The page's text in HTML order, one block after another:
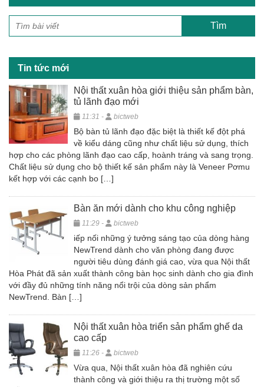
e
b
o
k
er e
Tin tức mới
Nội thất xuân hòa giới thiệu sản phẩm bàn,
tủ lãnh đạo mới
11:31 - bictweb
Bộ bàn tủ lãnh đạo đặc biệt là thiết kế đột phá
về kiểu dáng cũng như chất liệu sử dụng, thích
hợp cho các phòng lãnh đạo cao cấp, hoành tráng và sang trọng.
Chất liệu sử dụng cho bộ thiết kế sản phẩm này là Veneer Pơmu
kết hợp với các cạnh bo […]
Bàn ăn mới dành cho khu công nghiệp
11:29 - bictweb
iếp nối những ý tưởng sáng tạo của dòng hàng
NewTrend dành cho văn phòng đang được
người tiêu dùng đánh giá cao, vừa qua Nội thất
Hòa Phát đã sản xuất thành công bàn học sinh dành cho gia đình
với đầy đủ những tính năng nổi trội của dòng sản phẩm
NewTrend. Bàn […]
Nội thất xuân hòa triển sản phẩm ghế da
cao cấp
11:26 - bictweb
Vừa qua, Nội thất xuân hòa đã nghiên cứu
thành công và giới thiệu ra thị trường một số